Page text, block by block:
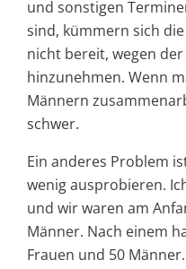
und sonstigen
sind, kümmern sich
nicht bereit, wegen
hinzunehmen. Wenn
Männern
schwer.
Ein anderes Problem
wenig ausprobieren.
und wir waren am
Männer. Nach einem
Frauen und 50